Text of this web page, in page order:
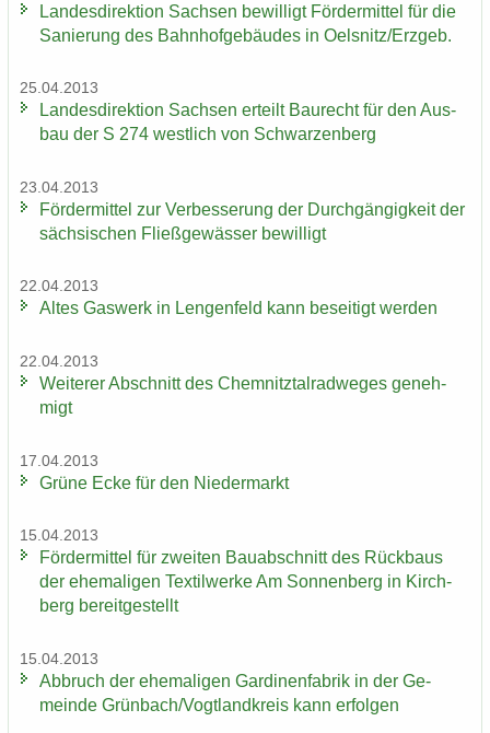
Lan­des­di­rek­ti­on Sach­sen be­wil­ligt För­der­mit­tel für die
Sa­nie­rung des Bahn­hof­ge­bäu­des in Oels­nitz/Erz­geb.
25.04.2013
Lan­des­di­rek­ti­on Sach­sen er­teilt Bau­recht für den Aus­
bau der S 274 west­lich von Schwar­zen­berg
23.04.2013
För­der­mit­tel zur Ver­bes­se­rung der Durch­gän­gig­keit der
säch­si­schen Fließ­ge­wäs­ser be­wil­ligt
22.04.2013
Altes Gas­werk in Len­gen­feld kann be­sei­tigt wer­den
22.04.2013
Wei­te­rer Ab­schnitt des Chem­nitz­tal­rad­we­ges ge­neh­
migt
17.04.2013
Grüne Ecke für den Nie­der­markt
15.04.2013
För­der­mit­tel für zwei­ten Bau­ab­schnitt des Rück­baus
der ehe­ma­li­gen Tex­til­wer­ke Am Son­nen­berg in Kirch­
berg be­reit­ge­stellt
15.04.2013
Ab­bruch der ehe­ma­li­gen Gar­di­nen­fa­brik in der Ge­
mein­de Grün­bach/Vogt­land­kreis kann er­fol­gen